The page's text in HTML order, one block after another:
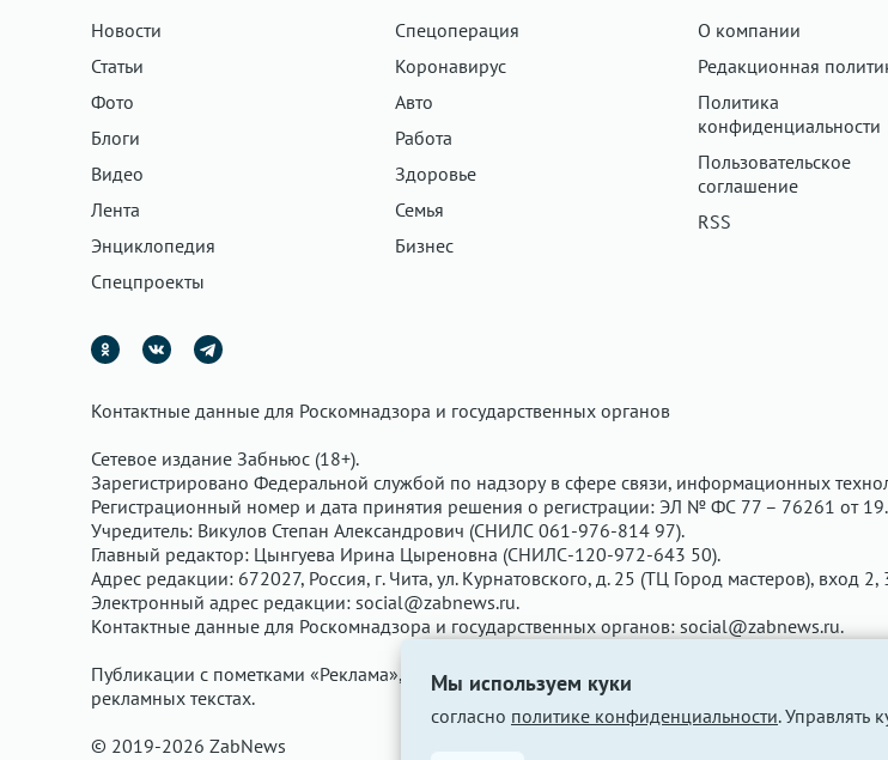
Мы используем куки
согласно политике конфиденциальности. Управлять
Новости
Статьи
Фото
Блоги
Видео
Лента
Энциклопедия
Спецпроекты
Спецоперация
Коронавирус
Авто
Работа
Здоровье
Семья
Бизнес
О компании
Редакционная
Политика
конфиденциальности
Пользовательское
соглашение
RSS
Контактные данные для Роскомнадзора и государственных органов
Сетевое издание Забньюс (18+).
Зарегистрировано Федеральной службой по надзору в сфере связи, информационных
Регистрационный номер и дата принятия решения о регистрации: ЭЛ № ФС 77 – 76261 от
Учредитель: Викулов Степан Александрович (СНИЛС 061-976-814 97).
Главный редактор: Цынгуева Ирина Цыреновна (СНИЛС-120-972-643 50).
Адрес редакции: 672027, Россия, г. Чита, ул. Курнатовского, д. 25 (ТЦ Город мастеров), вход
Электронный адрес редакции: social@zabnews.ru.
Контактные данные для Роскомнадзора и государственных органов: social@zabnews.ru.
Публикации с пометками «Реклама», «Выборы» оплачены рекламодателем. Редакция сайта
рекламных текстах.
© 2019-2026 ZabNews